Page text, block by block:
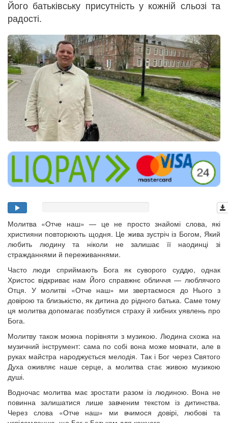
Його батьківську присутність у кожній сльозі та
радості.
Молитва «Отче наш» — це не просто знайомі слова, які
християни повторюють щодня. Це жива зустріч із Богом, Який
любить людину та ніколи не залишає її наодинці зі
стражданнями й переживаннями.
Часто люди сприймають Бога як суворого суддю, однак
Христос відкриває нам Його справжнє обличчя — люблячого
Отця. У молитві «Отче наш» ми звертаємося до Нього з
довірою та близькістю, як дитина до рідного батька. Саме тому
ця молитва допомагає позбутися страху й хибних уявлень про
Бога.
Молитву також можна порівняти з музикою. Людина схожа на
музичний інструмент: сама по собі вона може мовчати, але в
руках майстра народжується мелодія. Так і Бог через Святого
Духа оживляє наше серце, а молитва стає живою музикою
душі.
Водночас молитва має зростати разом із людиною. Вона не
повинна залишатися лише завченим текстом із дитинства.
Через слова «Отче наш» ми вчимося довірі, любові та